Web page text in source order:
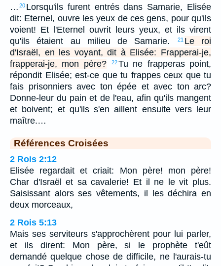
… 20 Lorsqu'ils furent entrés dans Samarie, Elisée
dit: Eternel, ouvre les yeux de ces gens, pour qu'ils
voient! Et l'Eternel ouvrit leurs yeux, et ils virent
qu'ils étaient au milieu de Samarie.
21 Le roi
d'Israël, en les voyant, dit à Elisée: Frapperai-je,
frapperai-je, mon père?
22Tu ne frapperas point,
répondit Elisée; est-ce que tu frappes ceux que tu
fais prisonniers avec ton épée et avec ton arc?
Donne-leur du pain et de l'eau, afin qu'ils mangent
et boivent; et qu'ils s'en aillent ensuite vers leur
maître.…
Références Croisées
2 Rois 2:12
Elisée regardait et criait: Mon père! mon père!
Char d'Israël et sa cavalerie! Et il ne le vit plus.
Saisissant alors ses vêtements, il les déchira en
deux morceaux,
2 Rois 5:13
Mais ses serviteurs s'approchèrent pour lui parler,
et ils dirent: Mon père, si le prophète t'eût
demandé quelque chose de difficile, ne l'aurais-tu